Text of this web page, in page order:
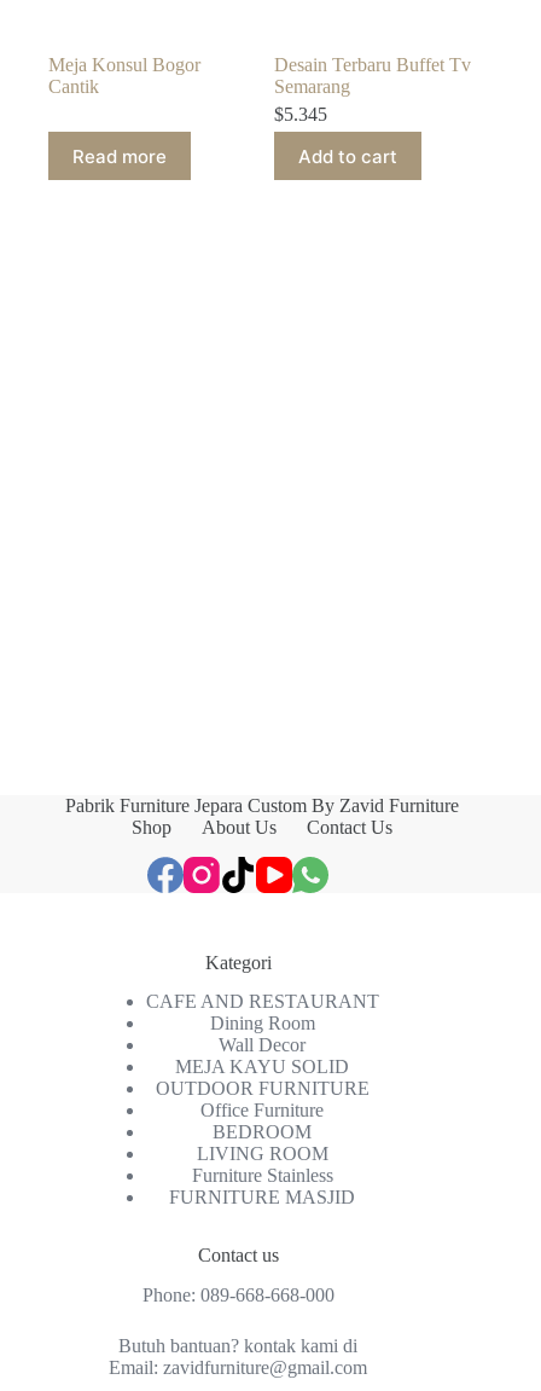
Meja Konsul Bogor
Cantik
Read more
Desain Terbaru Buffet Tv
Semarang
$5.345
Add to cart
Pabrik Furniture Jepara Custom By Zavid Furniture
Shop
About Us Contact Us
Kategori
CAFE AND RESTAURANT
Dining Room
Wall Decor
MEJA KAYU SOLID
OUTDOOR FURNITURE
Office Furniture
BEDROOM
LIVING ROOM
Furniture Stainless
FURNITURE MASJID
Contact us
Phone: 089-668-668-000
Butuh bantuan? kontak kami di
Email:zavidfurniture@gmail.com